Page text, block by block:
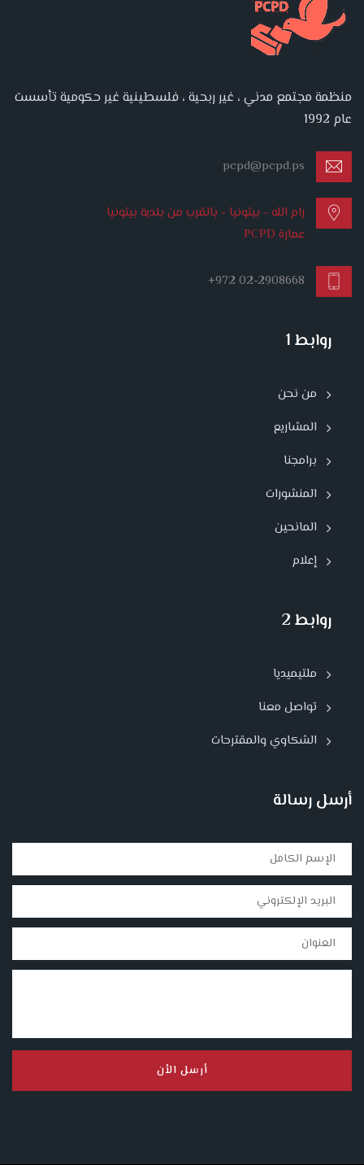
منظمة مجتمع مدني ، غير ربحية ، فلسطينية غير حكومية تأسست
عام 1992
pcpd@pcpd.ps
رام الله - بيتونيا - بالقرب من بلدية بيتونيا
عمارة PCPD
+972 02-2908668
روابط 1
من نحن
المشاريع
برامجنا
المنشورات
المانحين
إعلام
روابط 2
ملتيميديا
تواصل معنا
الشكاوي والمقترحات
أرسل رسالة
أرسل الأن